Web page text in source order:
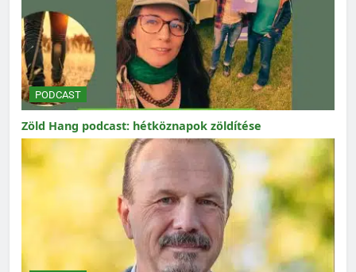
PODCAST
Zöld Hang podcast: hétköznapok zöldítése